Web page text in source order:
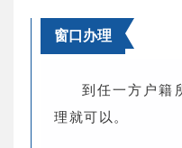
窗口办理
到任一方户籍
理就可以。